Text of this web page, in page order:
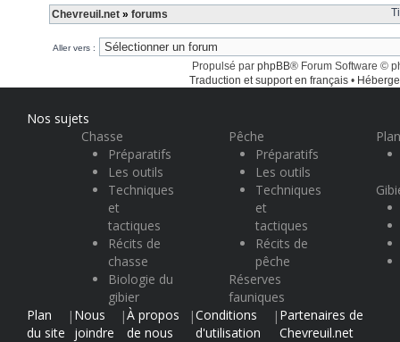
Chevreuil.net » forums
Aller vers :
Propulsé par phpBB® Forum Software ©
Traduction et support en français •
Nos sujets
Chasse
Préparatifs
Les outils
Techniques
et
tactiques
Récits de
chasse
Biologie du
gibier
Pêche
Préparatifs
Les outils
Techniques
et
tactiques
Récits de
pêche
Réserves
fauniques
Plan
du site
| Nous
joindre
|À propos
de nous
|Conditions
d'utilisation
| Partenaires de
Chevreuil.net